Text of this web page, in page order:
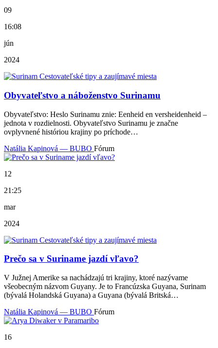
09
16:08
jún
2024
Obyvateľstvo a náboženstvo Surinamu
Obyvateľstvo: Heslo Surinamu znie: Eenheid en versheidenheid –
jednota v rozdielnosti. Obyvateľstvo Surinamu je značne
ovplyvnené históriou krajiny po príchode…
Natália Kapinová — BUBO Fórum
12
21:25
mar
2024
Prečo sa v Suriname jazdí vľavo?
V Južnej Amerike sa nachádzajú tri krajiny, ktoré nazývame
všeobecným názvom Guyany. Je to Francúzska Guyana, Surinam
(bývalá Holandská Guyana) a Guyana (bývalá Britská…
Natália Kapinová — BUBO Fórum
16